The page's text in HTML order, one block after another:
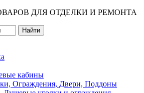
ДЛЯ ОТДЕЛКИ И РЕМОНТА
кабины
Ограждения, Двери, Поддоны